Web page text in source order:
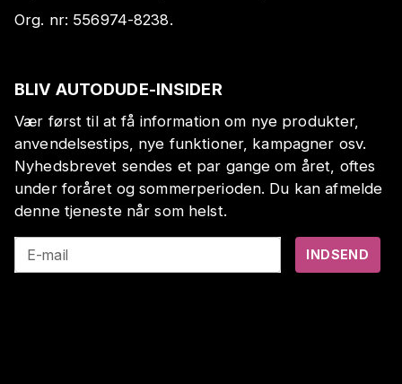
Org. nr: 556974-8238.
BLIV AUTODUDE-INSIDER
Vær først til at få information om nye produkter,
anvendelsestips, nye funktioner, kampagner osv.
Nyhedsbrevet sendes et par gange om året, oftes
under foråret og sommerperioden. Du kan afmelde
denne tjeneste når som helst.
E-mail INDSEND